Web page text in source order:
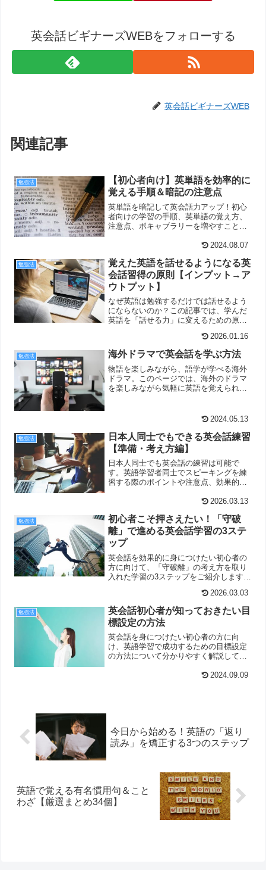
英会話ビギナーズWEBをフォローする
英会話ビギナーズWEB
関連記事
勉強法
【初心者向け】英単語を効率的に
覚える手順＆暗記の注意点
英単語を暗記して英会話力アップ！初心
者向けの学習の手順、英単語の覚え方、
注意点、ボキャブラリーを増やすことの
2024.08.07
勉強法
覚えた英語を話せるようになる英
会話習得の原則【インプット→ア
ウトプット】
なぜ英語は勉強するだけでは話せるよう
にならないのか？この記事では、学んだ
英語を「話せる力」に変えるための原則
するために大切な、実践のポイントを確
認していきましょう。
2026.01.16
勉強法 海外ドラマで英会話を学ぶ方法
物語を楽しみながら、語学が学べる海外
ドラマ。このページでは、海外のドラマ
を楽しみながら気軽に英語を覚えられる
2024.05.13
勉強法
日本人同士でもできる英会話練習
【準備・考え方編】
日本人同士でも英会話の練習は可能で
す。英語学習者同士でスピーキングを練
習する際のポイントや注意点、効果的な
2026.03.13
勉強法
初心者こそ押さえたい！「守破
離」で進める英会話学習の3ステ
ップ
英会話を効果的に身につけたい初心者の
方に向けて、「守破離」の考え方を取り
入れた学習の3ステップをご紹介します。
2026.03.03
勉強法
英会話初心者が知っておきたい目
標設定の方法
英会話を身につけたい初心者の方に向
け、英語学習で成功するための目標設定
の方法について分かりやすく解説してい
2024.09.09
今日から始める！英語の「返り
読み」を矯正する3つのステップ
英語で覚える有名慣用句＆こと
わざ【厳選まとめ34個】